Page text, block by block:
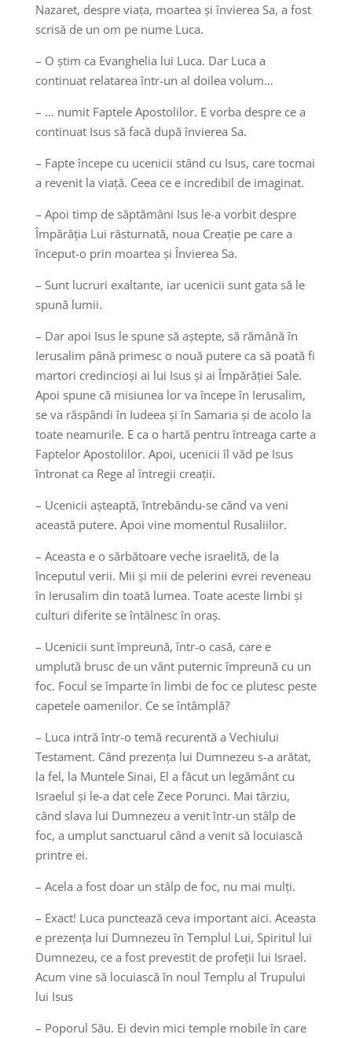
Nazaret, despre viața, moartea și învierea Sa, a fost
scrisă de un om pe nume Luca.
– O știm ca Evanghelia lui Luca. Dar Luca a
continuat relatarea într-un al doilea volum…
– … numit Faptele Apostolilor. E vorba despre ce a
continuat Isus să facă după învierea Sa.
– Fapte începe cu ucenicii stând cu Isus, care tocmai
a revenit la viață. Ceea ce e incredibil de imaginat.
– Apoi timp de săptămâni Isus le-a vorbit despre
Împărăția Lui răsturnată, noua Creație pe care a
început-o prin moartea și Învierea Sa.
– Sunt lucruri exaltante, iar ucenicii sunt gata să le
spună lumii.
– Dar apoi Isus le spune să aștepte, să rămână în
Ierusalim până primesc o nouă putere ca să poată fi
martori credincioși ai lui Isus și ai Împărăției Sale.
Apoi spune că misiunea lor va începe în Ierusalim,
se va răspândi în Iudeea și în Samaria și de acolo la
toate neamurile. E ca o hartă pentru întreaga carte a
Faptelor Apostolilor. Apoi, ucenicii îl văd pe Isus
întronat ca Rege al întregii creații.
– Ucenicii așteaptă, întrebându-se când va veni
această putere. Apoi vine momentul Rusaliilor.
– Aceasta e o sărbătoare veche israelită, de la
începutul verii. Mii și mii de pelerini evrei reveneau
în Ierusalim din toată lumea. Toate aceste limbi și
culturi diferite se întâlnesc în oraș.
– Ucenicii sunt împreună, într-o casă, care e
umplută brusc de un vânt puternic împreună cu un
foc. Focul se împarte în limbi de foc ce plutesc peste
capetele oamenilor. Ce se întâmplă?
– Luca intră într-o temă recurentă a Vechiului
Testament. Când prezența lui Dumnezeu s-a arătat,
la fel, la Muntele Sinai, El a făcut un legământ cu
Israelul și le-a dat cele Zece Porunci. Mai târziu,
când slava lui Dumnezeu a venit într-un stâlp de
foc, a umplut sanctuarul când a venit să locuiască
printre ei.
– Acela a fost doar un stâlp de foc, nu mai mulți.
– Exact! Luca punctează ceva important aici. Aceasta
e prezența lui Dumnezeu în Templul Lui, Spiritul lui
Dumnezeu, ce a fost prevestit de profeții lui Israel.
Acum vine să locuiască în noul Templu al Trupului
lui Isus
– Poporul Său. Ei devin mici temple mobile în care